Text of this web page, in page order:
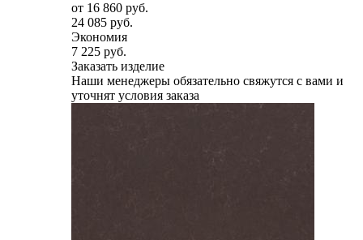
от 16 860 руб.
24 085 руб.
Экономия
7 225 руб.
Заказать изделие
Наши менеджеры обязательно свяжутся с вами и
уточнят условия заказа